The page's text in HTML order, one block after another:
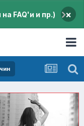
FAQ'и и пр.) ×